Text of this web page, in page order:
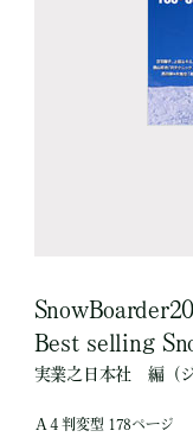
Best selling
実業之日本社 編（
Ａ４判変型 178ページ